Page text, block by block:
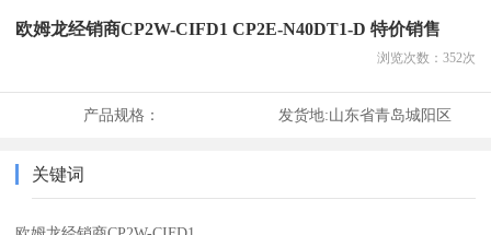
欧姆龙经销商CP2W-CIFD1 CP2E-N40DT1-D 特价销售
浏览次数： 352次
产品规格： 发货地:山东省青岛城阳区
关键词